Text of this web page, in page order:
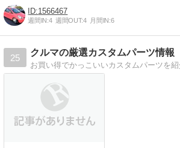
1566467
週間IN:4 週間OUT:4 月間IN:6
25
クルマの厳選カスタムパーツ情報